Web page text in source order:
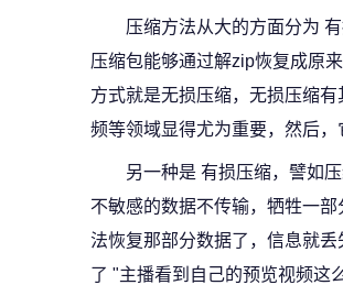
压缩方法从大的方面分为
压缩包能够通过解zip恢复成原
方式就是无损压缩，无损压缩
频等领域显得尤为重要，然后
另一种是 有损压缩，譬如
不敏感的数据不传输，牺牲一
法恢复那部分数据了，信息就
了 "主播看到自己的预览视频这